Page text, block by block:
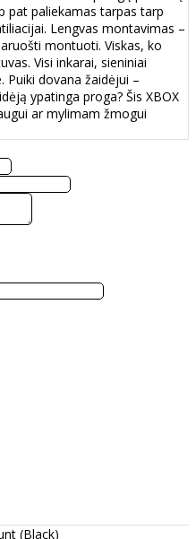
pat paliekamas tarpas tarp
Lengvas montavimas –
montuoti. Viskas, ko
Visi inkarai, sieniniai
Puiki dovana žaidėjui –
ypatinga proga? Šis XBOX
ar mylimam žmogui
(Black)